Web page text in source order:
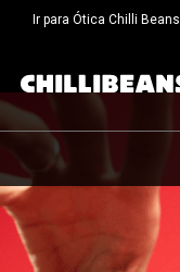
Ir para Ótica Chilli Beans